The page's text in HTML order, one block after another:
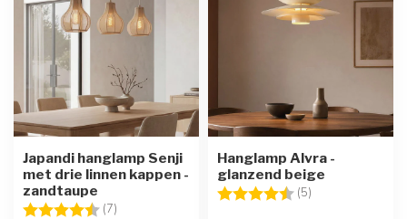
Japandi hanglamp Senji
met drie linnen kappen -
zandtaupe
Beoordeling: (7)
Hanglamp Alvra -
glanzend beige
Beoordeling: (5)